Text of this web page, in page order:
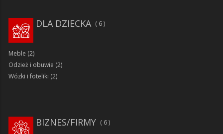
6
DLA DZIECKA
Meble (2)
Odzież i obuwie (2)
Wózki i foteliki (2)
6
BIZNES/FIRMY